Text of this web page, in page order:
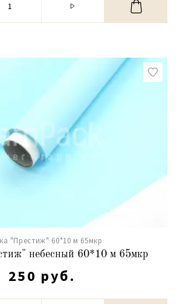
"Престиж" 60*10 м 65мкр
небесный 60*10 м 65мкр
250 руб.